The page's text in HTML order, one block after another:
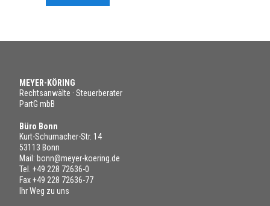
MEYER-KÖRING
Rechtsanwälte · Steuerberater
PartG mbB
Büro Bonn
Kurt-Schumacher-Str. 14
53113 Bonn
Mail: bonn@meyer-koering.de
Tel. +49 228 72636-0
Fax +49 228 72636-77
Ihr Weg zu uns